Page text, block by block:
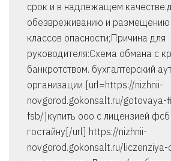
срок и в надлежащем
обезвреживанию и
классов опасности;Причина для
руководителя:Схема обмана с
банкротством. бухгалтерский
организации [url=https://nizhnii-
novgorod.gokonsalt.ru/gotovaya-
fsb/]купить ооо с лицензией фсб
гостайну[/url] https://nizhnii-
novgorod.gokonsalt.ru/liczenziya-